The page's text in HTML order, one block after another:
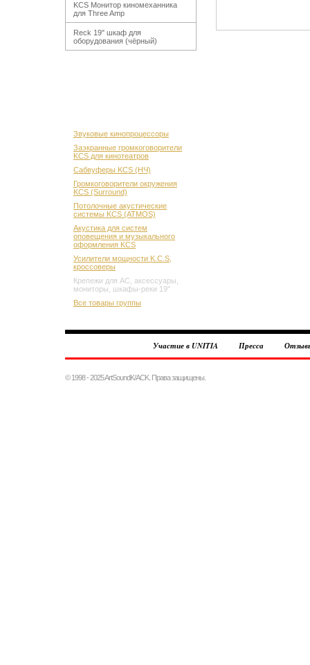
KCS Монитор киномеханника
для Three Amp
Reck 19" шкаф для
оборудования (чёрный)
Звуковые кинопроцессоры
Заэкранные громкоговорители
KCS для кинотеатров
Сабвуферы KCS (НЧ)
Громкоговорители окружения
KCS (Surround)
Потолочные акустические
системы KCS (ATMOS)
Акустика для систем
оповещения и музыкального
оформления KCS
Усилители мощности K.C.S,
кроссоверы
Крепежи для АС, аксессуары,
мониторы, шкафы-реки 19"
Все товары группы
Участие в UNITIA Пресса
© 1998 - 2025 ArtSoundK/ACK. Права защищены.